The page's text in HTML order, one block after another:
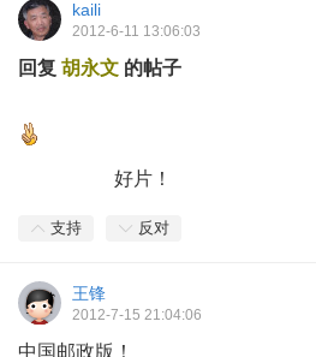
kaili
2012-6-11 13:06:03
回复 胡永文 的帖子
好片！
支持 反对
王锋
2012-7-15 21:04:06
中国邮政版！